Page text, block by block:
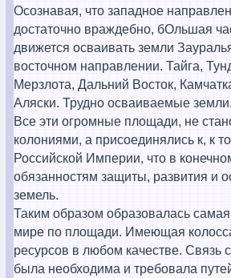
Осознавая, что западное
достаточно враждебно, бОльшая
движется осваивать земли
восточном направлении. Тайга,
Мерзлота, Дальний Восток,
Аляски. Трудно осваиваемые земли.
Все эти огромные площади, не
колониями, а присоединялись к, к
Российской Империи, что в
обязанностям защиты, развития и
земель.
Таким образом образовалась
мире по площади. Имеющая
ресурсов в любом качестве.
была необходима и требовала